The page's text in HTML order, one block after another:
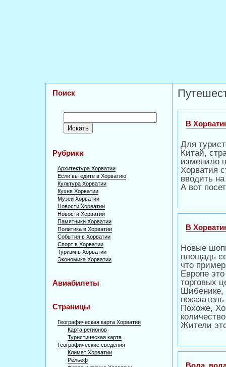
Поиск
Рубрики
Архитектура Хорватии
Если вы едите в Хорватию
Культура Хорватии
Кухня Хорватии
Музеи Хорватии
Новости Хорватии
Новости Хорватии
Памятники Хорватии
Политика в Хорватии
События в Хорватии
Спорт в Хорватии
Туризм в Хорватии
Экономика Хорватии
Авиабилеты
Страницы
Географическая карта Хорватии
Карта регионов
Туристическая карта
Географические сведения
Климат Хорватии
Рельеф
В
Для
Китай,
изменило
Хорватия
вводить
А вот
В
Новые
площадь
что
Европе
торговых
Шибенике,
Похоже,
Жители
Вода,